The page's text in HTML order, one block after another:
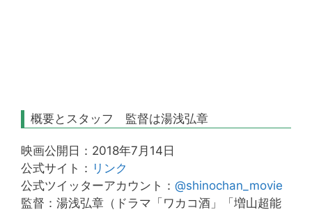
概要とスタッフ 監督は湯浅弘章
映画公開日：2018年7月14日
公式サイト： リンク
公式ツイッターアカウント： @shinochan_movie
監督：湯浅弘章（ドラマ「ワカコ酒」「増山超能